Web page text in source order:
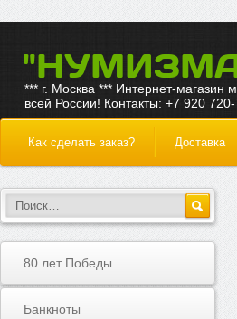
*** г. Москва *** Интернет-магазин
всей России! Контакты: +7 920
Как сделать заказ? Доставка
80 лет Победы
Банкноты